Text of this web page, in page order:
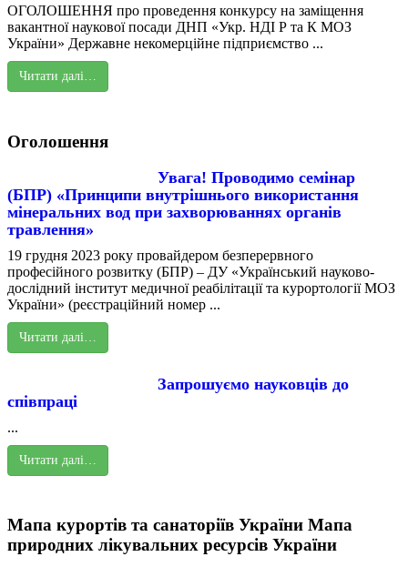
ОГОЛОШЕННЯ про проведення конкурсу на заміщення
вакантної наукової посади ДНП «Укр. НДІ Р та К МОЗ
України» Державне некомерційне підприємство ...
Читати далі…
Оголошення
Увага! Проводимо семінар
(БПР) «Принципи внутрішнього використання
мінеральних вод при захворюваннях органів
травлення»
19 грудня 2023 року провайдером безперервного
професійного розвитку (БПР) – ДУ «Український науково-
дослідний інститут медичної реабілітації та курортології МОЗ
України» (реєстраційний номер ...
Читати далі…
Запрошуємо науковців до
співпраці
...
Читати далі…
Мапа курортів та санаторіїв України Мапа
природних лікувальних ресурсів України